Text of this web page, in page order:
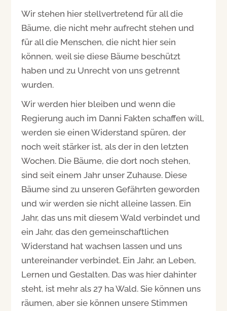
Wir stehen hier stellvertretend für all die
Bäume, die nicht mehr aufrecht stehen und
für all die Menschen, die nicht hier sein
können, weil sie diese Bäume beschützt
haben und zu Unrecht von uns getrennt
wurden.
Wir werden hier bleiben und wenn die
Regierung auch im Danni Fakten schaffen will,
werden sie einen Widerstand spüren, der
noch weit stärker ist, als der in den letzten
Wochen. Die Bäume, die dort noch stehen,
sind seit einem Jahr unser Zuhause. Diese
Bäume sind zu unseren Gefährten geworden
und wir werden sie nicht alleine lassen. Ein
Jahr, das uns mit diesem Wald verbindet und
ein Jahr, das den gemeinschaftlichen
Widerstand hat wachsen lassen und uns
untereinander verbindet. Ein Jahr, an Leben,
Lernen und Gestalten. Das was hier dahinter
steht, ist mehr als 27 ha Wald. Sie können uns
räumen, aber sie können unsere Stimmen